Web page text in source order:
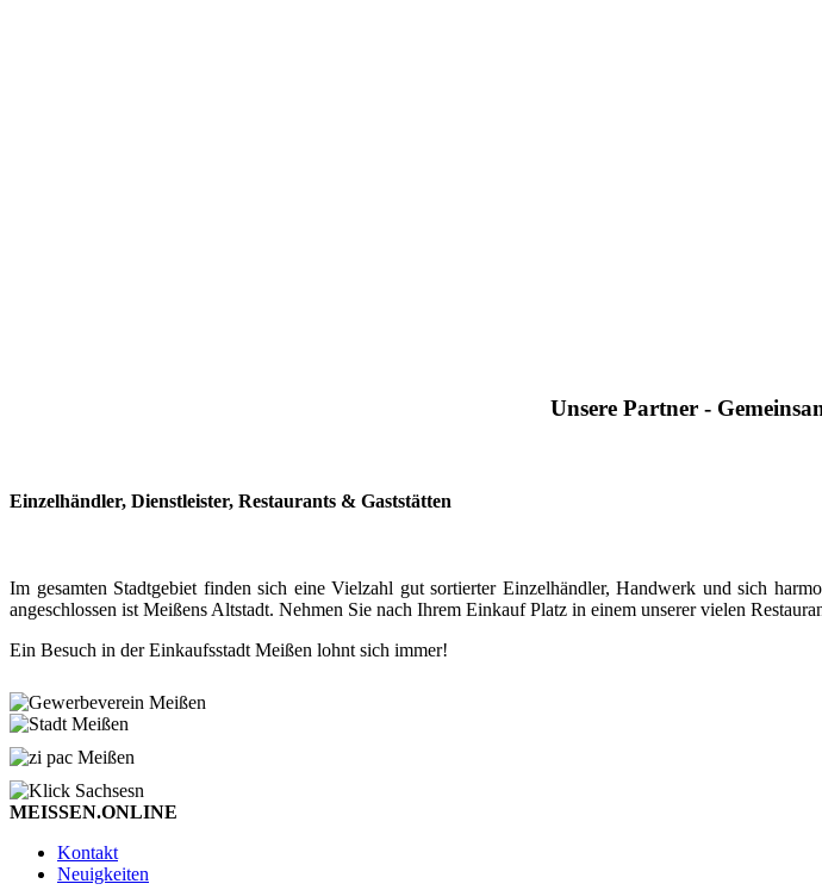
Unsere Partner -
Einzelhändler, Dienstleister, Restaurants & Gaststätten
Im gesamten Stadtgebiet finden sich eine Vielzahl gut sortierter Einzelhändler, Handwerk und sich
angeschlossen ist Meißens Altstadt. Nehmen Sie nach Ihrem Einkauf Platz in einem unserer vielen
Ein Besuch in der Einkaufsstadt Meißen lohnt sich immer!
MEISSEN.ONLINE
Kontakt
Neuigkeiten